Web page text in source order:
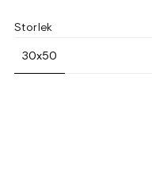
Storlek
30x50